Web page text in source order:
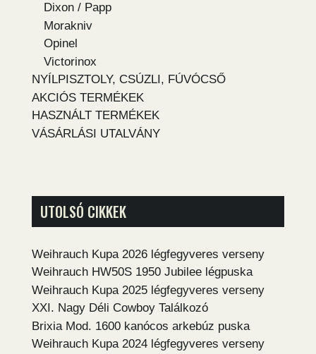
Dixon / Papp
Morakniv
Opinel
Victorinox
NYÍLPISZTOLY, CSÚZLI, FÚVÓCSŐ
AKCIÓS TERMÉKEK
HASZNÁLT TERMÉKEK
VÁSÁRLÁSI UTALVÁNY
UTOLSÓ CIKKEK
Weihrauch Kupa 2026 légfegyveres verseny
Weihrauch HW50S 1950 Jubilee légpuska
Weihrauch Kupa 2025 légfegyveres verseny
XXI. Nagy Déli Cowboy Találkozó
Brixia Mod. 1600 kanócos arkebúz puska
Weihrauch Kupa 2024 légfegyveres verseny